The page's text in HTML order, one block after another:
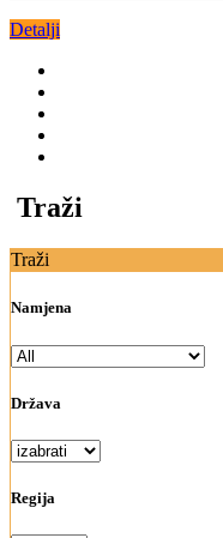
Detalji
Traži
Traži
Namjena
Država
Regija